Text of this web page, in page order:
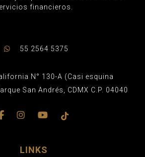
financieros.
55 2564 5375
N° 130-A (Casi esquina
San Andrés, CDMX C.P. 04040
LINKS